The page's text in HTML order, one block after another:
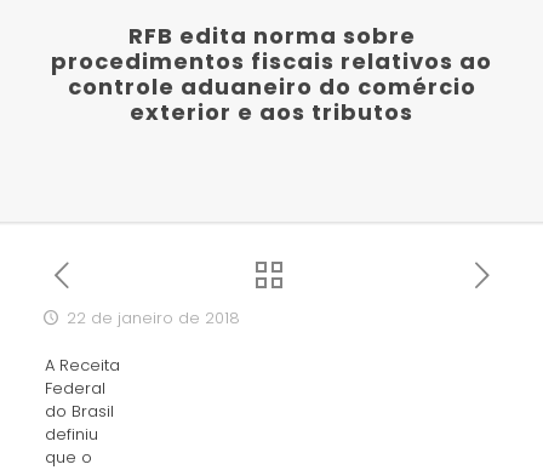
RFB edita norma sobre
procedimentos fiscais relativos ao
controle aduaneiro do comércio
exterior e aos tributos
22 de janeiro de 2018
A Receita
Federal
do Brasil
definiu
que o